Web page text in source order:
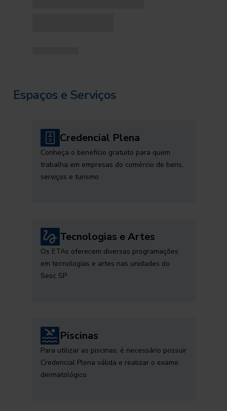
Espaços e Serviços
Credencial Plena
Conheça o benefício gratuito para quem
trabalha em empresas do comércio de bens,
serviços e turismo
Tecnologias e Artes
Os ETAs oferecem diversas programações
em tecnologias e artes nas unidades do
Sesc SP
Piscinas
Para utilizar as piscinas, é necessário possuir
Credencial Plena válida e realizar o exame
dermatológico